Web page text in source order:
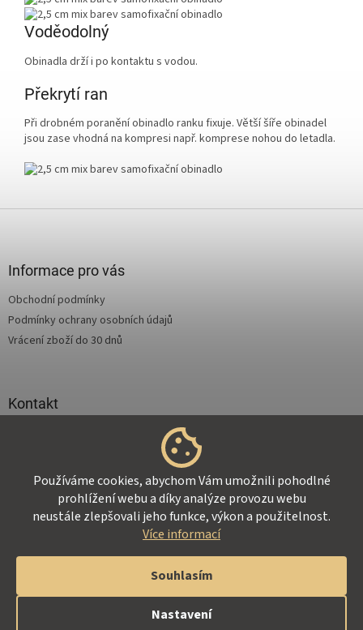
Používáme cookies, abychom Vám umožnili pohodlné
prohlížení webu a díky analýze provozu webu
neustále zlepšovali jeho funkce, výkon a použitelnost.
Více informací
Souhlasím
Nastavení
Voděodolný
Obinadla drží i po kontaktu s vodou.
Překrytí ran
Při drobném poranění obinadlo ranku fixuje. Větší šíře obinadel
jsou zase vhodná na kompresi např. komprese nohou do letadla.
Informace pro vás
Obchodní podmínky
Podmínky ochrany osobních údajů
Vrácení zboží do 30 dnů
Kontakt
Vytvořil Shoptet